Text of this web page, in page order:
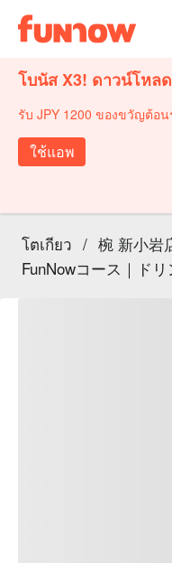
โบนัส X3! ดาวน์โหล
รับ JPY 1200 ของขวัญต้อ
ใช้แอพ
โตเกียว / 椀 新小岩
FunNowコース｜ド